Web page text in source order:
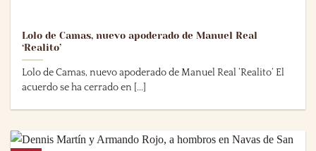
Lolo de Camas, nuevo apoderado de Manuel Real
‘Realito’
Lolo de Camas, nuevo apoderado de Manuel Real ‘Realito‘ El
acuerdo se ha cerrado en [...]